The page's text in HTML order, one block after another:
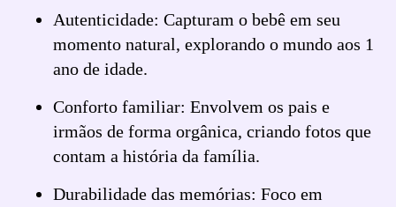
Autenticidade: Capturam o bebê em seu
momento natural, explorando o mundo aos 1
ano de idade.
Conforto familiar: Envolvem os pais e
irmãos de forma orgânica, criando fotos que
contam a história da família.
Durabilidade das memórias: Foco em